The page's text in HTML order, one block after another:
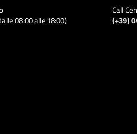
08:00 alle 18:00)
Call
(+39)